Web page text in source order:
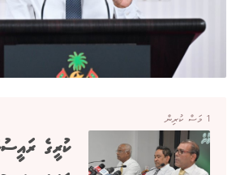
1 މަސް ކުރިން
ކުރީގެ